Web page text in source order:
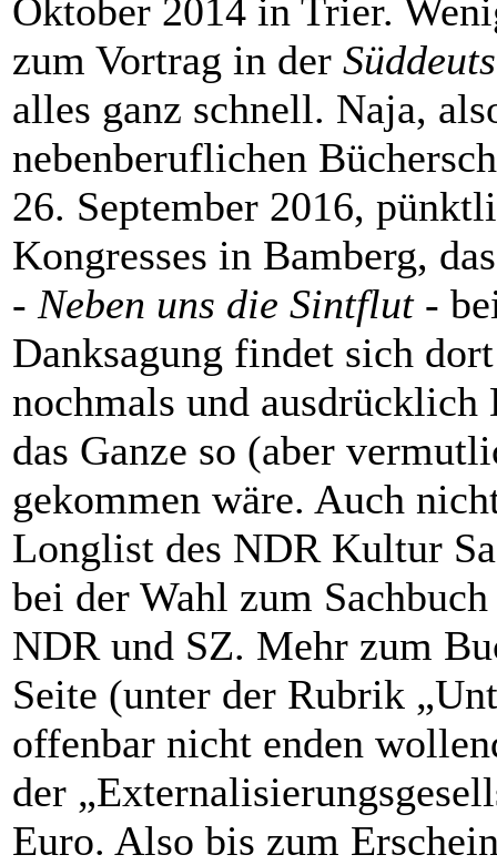
Oktober 2014 in Trier.
zum Vortrag in der
alles ganz schnell. Naja,
nebenberuflichen
26. September 2016,
Kongresses in Bamberg,
- Neben uns die Sintflut -
Danksagung findet sich
nochmals und ausdrücklich
das Ganze so (aber
gekommen wäre. Auch
Longlist des NDR Kultur
bei der Wahl zum
NDR und SZ. Mehr zum
Seite (unter der Rubrik
offenbar nicht enden
der
Euro. Also bis zum